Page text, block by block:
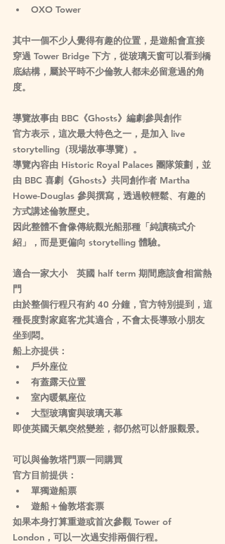
OXO Tower
其中一個不少人覺得有趣的位置，是遊船會直接
穿過 Tower Bridge 下方，從玻璃天窗可以看到橋
底結構，屬於平時不少倫敦人都未必留意過的角
度。
導覽故事由 BBC《Ghosts》編劇參與創作
官方表示，這次最大特色之一，是加入 live
storytelling（現場故事導覽）。
導覽內容由 Historic Royal Palaces 團隊策劃，並
由 BBC 喜劇《Ghosts》共同創作者 Martha
Howe-Douglas 參與撰寫，透過較輕鬆、有趣的
方式講述倫敦歷史。
因此整體不會像傳統觀光船那種「純讀稿式介
紹」，而是更偏向 storytelling 體驗。
適合一家大小　英國 half term 期間應該會相當熱
門
由於整個行程只有約 40 分鐘，官方特別提到，這
種長度對家庭客尤其適合，不會太長導致小朋友
坐到悶。
船上亦提供：
戶外座位
有蓋露天位置
室內暖氣座位
大型玻璃窗與玻璃天幕
即使英國天氣突然變差，都仍然可以舒服觀景。
可以與倫敦塔門票一同購買
官方目前提供：
單獨遊船票
遊船＋倫敦塔套票
如果本身打算重遊或首次參觀 Tower of
London，可以一次過安排兩個行程。